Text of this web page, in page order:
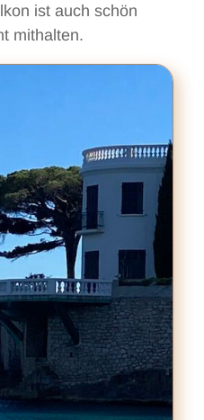
ist auch schön
mithalten.